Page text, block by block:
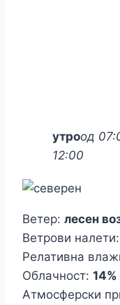
утроод
12:00
Ветер: лесен
Ветрови налети:
Релативна
Облачност: 14%
Атмосферски